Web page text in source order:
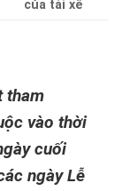
của tài xế
tham
vào thời
cuối
ngày Lễ